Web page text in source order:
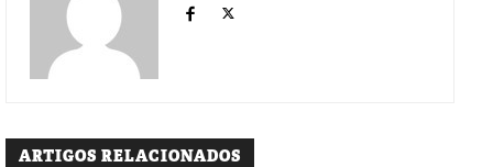
ARTIGOS RELACIONADOS